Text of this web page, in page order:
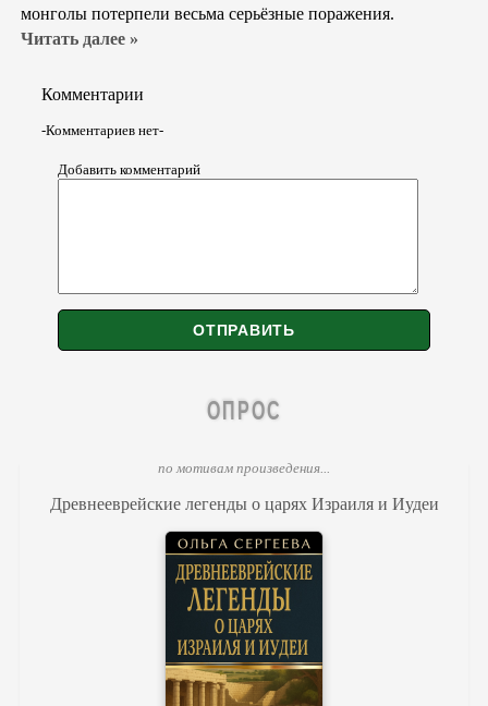
монголы потерпели весьма серьёзные поражения.
Читать далее »
Комментарии
-Комментариев нет-
Добавить комментарий
ОПРОС
по мотивам произведения...
Древнееврейские легенды о царях Израиля и Иудеи